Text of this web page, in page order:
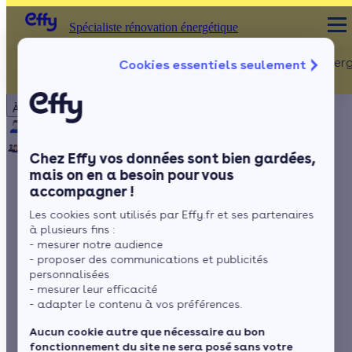
Cookies essentiels seulement
Chez Effy vos données sont bien gardées,
mais on en a besoin pour vous
accompagner !
Les cookies sont utilisés par Effy.fr et ses partenaires
à plusieurs fins :
- mesurer notre audience
- proposer des communications et publicités
personnalisées
- mesurer leur efficacité
- adapter le contenu à vos préférences.
Aucun cookie autre que nécessaire au bon
fonctionnement du site ne sera posé sans votre
À propos
Notre équipe
Rejoignez-nous Presse
Spécialiste rénovation énergétique Rénovation
Murs
Sols
Spécialiste rénovation énergétique
Nettoyage panneaux
solaires : pourquoi,
quand et comment ?
Marina 9 min de lecture